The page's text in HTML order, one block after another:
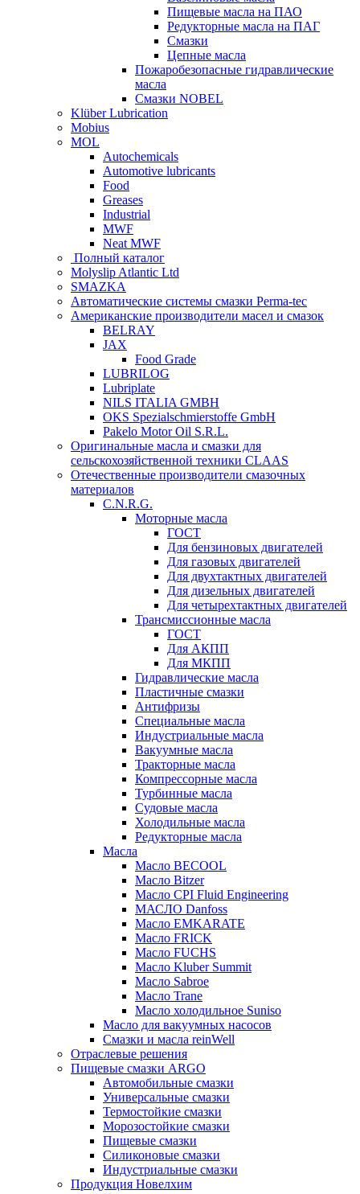
Пищевые масла на ПАО
Редукторные масла на ПАГ
Смазки
Цепные масла
Пожаробезопасные гидравлические
масла
Смазки NOBEL
Klüber Lubrication
Mobius
MOL
Autochemicals
Automotive lubricants
Food
Greases
Industrial
MWF
Neat MWF
Полный каталог
Molyslip Atlantic Ltd
SMAZKA
Автоматические системы смазки Perma-tec
Американские производители масел и смазок
BELRAY
JAX
Food Grade
LUBRILOG
Lubriplate
NILS ITALIA GMBH
OKS Spezialschmierstoffe GmbH
Pakelo Motor Oil S.R.L.
Оригинальные масла и смазки для
сельскохозяйственной техники CLAAS
Отечественные производители смазочных
материалов
C.N.R.G.
Моторные масла
ГОСТ
Для бензиновых двигателей
Для газовых двигателей
Для двухтактных двигателей
Для дизельных двигателей
Для четырехтактных двигателей
Трансмиссионные масла
ГОСТ
Для АКПП
Для МКПП
Гидравлические масла
Пластичные смазки
Антифризы
Специальные масла
Индустриальные масла
Вакуумные масла
Тракторные масла
Компрессорные масла
Турбинные масла
Судовые масла
Холодильные масла
Редукторные масла
Масла
Масло BECOOL
Масло Bitzer
Масло CPI Fluid Engineering
МАСЛО Danfoss
Масло EMKARATE
Масло FRICK
Масло FUCHS
Масло Kluber Summit
Масло Sabroe
Масло Trane
Масло холодильное Suniso
Масло для вакуумных насосов
Смазки и масла reinWell
Отраслевые решения
Пищевые смазки ARGO
Автомобильные смазки
Универсальные смазки
Термостойкие смазки
Морозостойкие смазки
Пищевые смазки
Силиконовые смазки
Индустриальные смазки
Продукция Новелхим